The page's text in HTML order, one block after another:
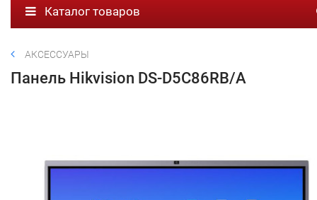
Каталог товаров
АКСЕССУАРЫ
Панель Hikvision DS-D5C86RB/A